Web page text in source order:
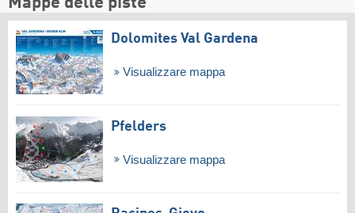
Dolomites Val Gardena
Visualizzare mappa
Pfelders
Visualizzare mappa